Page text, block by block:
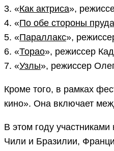
3. «Как актриса»,
4. «По обе стороны пруда
5. «Параллакс»,
6. «Торао», режиссер
7. «Узлы», режиссер
Кроме того, в рамках
кино». Она включает
В этом году
Чили и Бразилии,